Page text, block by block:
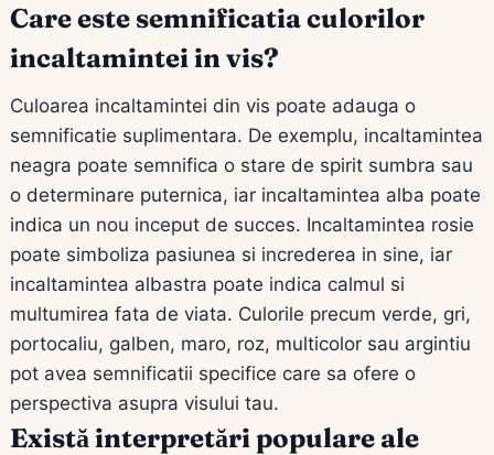
Care este semnificatia culorilor
incaltamintei in vis?
Culoarea incaltamintei din vis poate adauga o
semnificatie suplimentara. De exemplu, incaltamintea
neagra poate semnifica o stare de spirit sumbra sau
o determinare puternica, iar incaltamintea alba poate
indica un nou inceput de succes. Incaltamintea rosie
poate simboliza pasiunea si increderea in sine, iar
incaltamintea albastra poate indica calmul si
multumirea fata de viata. Culorile precum verde, gri,
portocaliu, galben, maro, roz, multicolor sau argintiu
pot avea semnificatii specifice care sa ofere o
perspectiva asupra visului tau.
Există interpretări populare ale